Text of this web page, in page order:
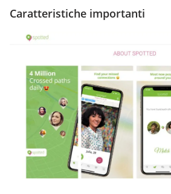
Caratteristiche importanti